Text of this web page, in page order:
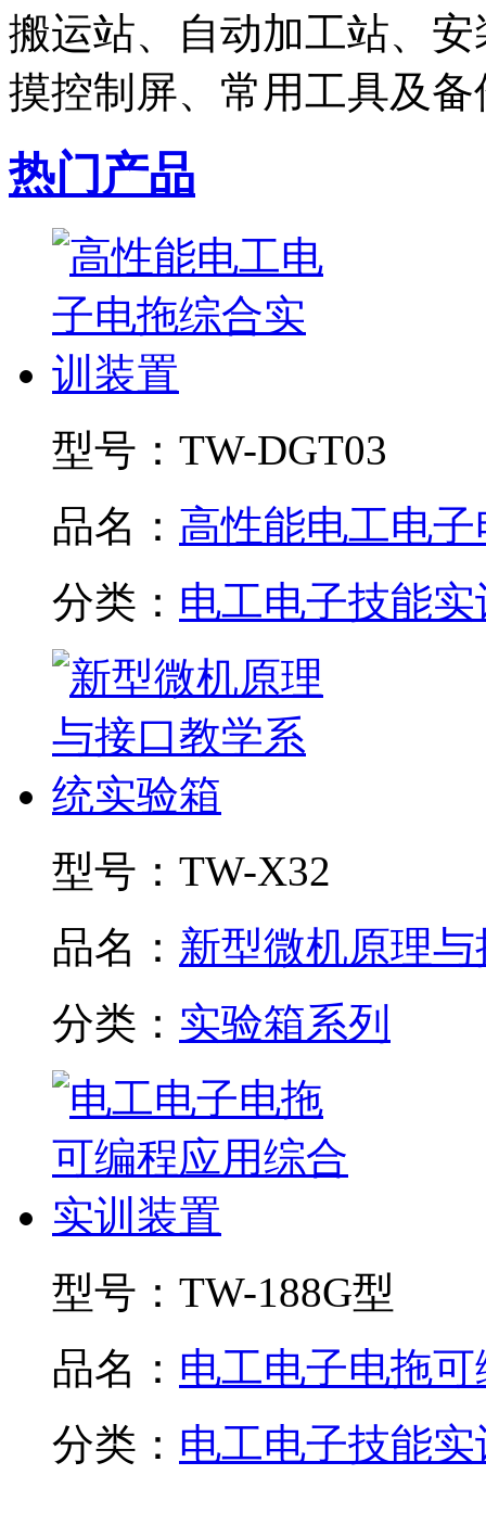
搬运站、自动加工站、
摸控制屏、常用工具及
热门产品
型号： TW-DGT03
品名： 高性能电工电子
分类： 电工电子技能
型号： TW-X32
品名： 新型微机原理与
分类： 实验箱系列
型号： TW-188G型
品名： 电工电子电拖可
分类： 电工电子技能